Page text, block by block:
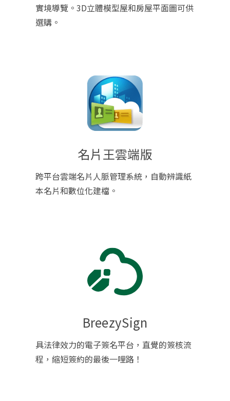
實境導覽。3D立體模型屋和房屋平面圖可供
選購。
名片王雲端版
跨平台雲端名片人脈管理系統，自動辨識紙
本名片和數位化建檔。
BreezySign
具法律效力的電子簽名平台，直覺的簽核流
程，縮短簽約的最後一哩路！